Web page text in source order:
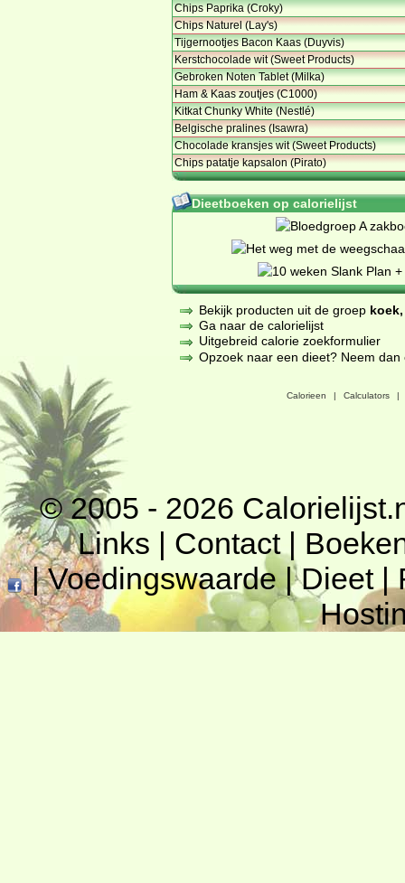
Chips Paprika (Croky)
Chips Naturel (Lay's)
Tijgernootjes Bacon Kaas (Duyvis)
Kerstchocolade wit (Sweet Products)
Gebroken Noten Tablet (Milka)
Ham & Kaas zoutjes (C1000)
Kitkat Chunky White (Nestlé)
Belgische pralines (Isawra)
Chocolade kransjes wit (Sweet Products)
Chips patatje kapsalon (Pirato)
Dieetboeken op calorielijst
Bekijk producten uit de groep
Ga naar de calorielijst
Uitgebreid calorie zoekformulier
Opzoek naar een dieet? Neem
Calorieen | Calculators |
© 2005 - 2026
Links | Contact|
|Voedingswaarde|Dieet|